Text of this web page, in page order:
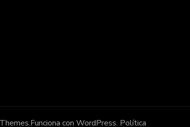
.Funciona con WordPress. Política